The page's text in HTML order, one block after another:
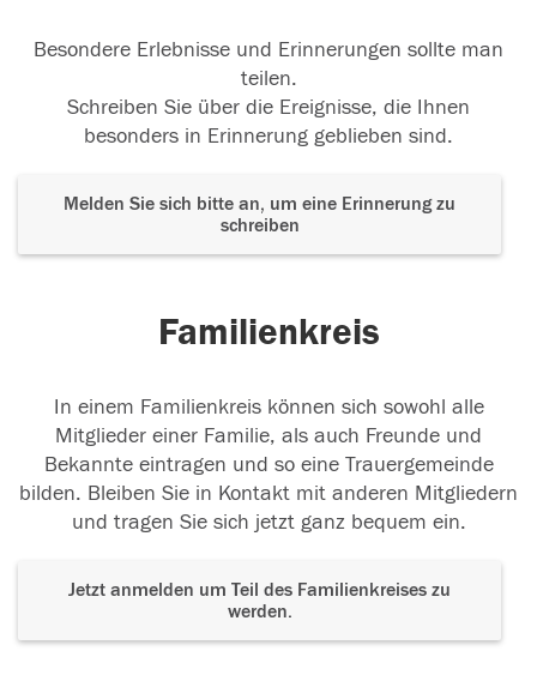
Besondere Erlebnisse und Erinnerungen sollte man
teilen.
Schreiben Sie über die Ereignisse, die Ihnen
besonders in Erinnerung geblieben sind.
Melden Sie sich bitte an, um eine Erinnerung zu
schreiben
Familienkreis
In einem Familienkreis können sich sowohl alle
Mitglieder einer Familie, als auch Freunde und
Bekannte eintragen und so eine Trauergemeinde
bilden. Bleiben Sie in Kontakt mit anderen Mitgliedern
und tragen Sie sich jetzt ganz bequem ein.
Jetzt anmelden um Teil des Familienkreises zu
werden.